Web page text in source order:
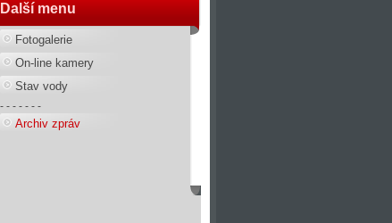
Další menu
Fotogalerie
On-line kamery
Stav vody
- - - - - - -
Archiv zpráv